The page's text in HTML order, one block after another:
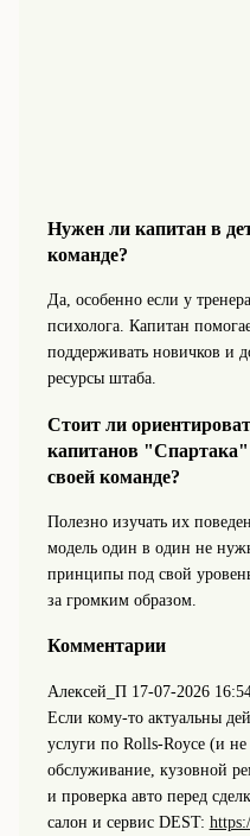
Нужен ли капитан в
команде?
Да, особенно если у
психолога. Капитан
поддерживать новичков и
ресурсы штаба.
Стоит ли
капитанов
своей команде?
Полезно изучать их
модель один в один не
принципы под свой
за громким образом.
Комментарии
Алексей_П 17-07-2026
Если кому-то актуальны
услуги по Rolls-Royce (и
обслуживание, кузовной
и проверка авто перед
салон и сервис DEST: